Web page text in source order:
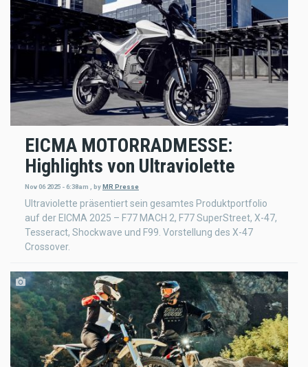
EICMA MOTORRADMESSE:
Highlights von Ultraviolette
Nov 06 2025 - 6:38am byMR Presse
Ultraviolette präsentiert sein gesamtes Produktportfolio
auf der EICMA 2025 – F77 MACH 2, F77 SuperStreet, X-47,
Tesseract, Shockwave und F99. Vorstellung des X-47
Crossover.